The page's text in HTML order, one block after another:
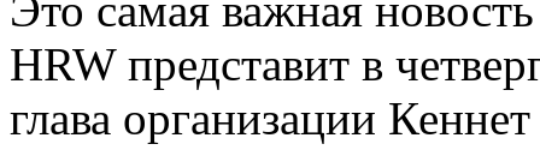
HRW представит в
глава организации